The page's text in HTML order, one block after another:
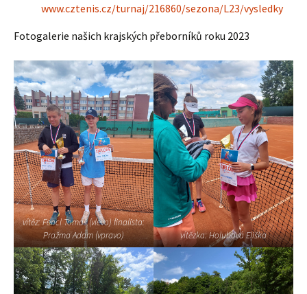
www.cztenis.cz/turnaj/216860/sezona/L23/vysledky
Fotogalerie našich krajských přeborníků roku 2023
vítěz: Fencl Tomáš (vlevo) finalista:
Pražma Adam (vpravo)
vítězka: Holubová Eliška